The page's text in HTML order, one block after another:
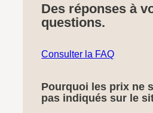
Des réponses à
questions.
Consulter la FAQ
Pourquoi les prix ne
pas indiqués sur le